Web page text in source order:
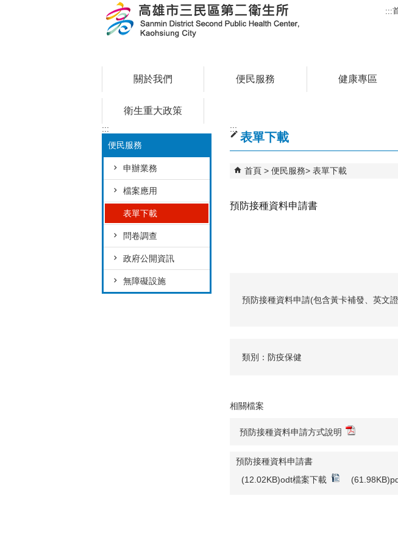
:::
關於我們 便民服務 健康專區
衛生重大政策
:::
便民服務
申辦業務
檔案應用
表單下載
問卷調查
政府公開資訊
無障礙設施
:::
表單下載
首頁 便民服務 表單下載
預防接種資料申請書
預防接種資料申請(包含黃卡補發、英文
類別：防疫保健
相關檔案
預防接種資料申請方式說明
預防接種資料申請書
(12.02KB)odt檔案下載